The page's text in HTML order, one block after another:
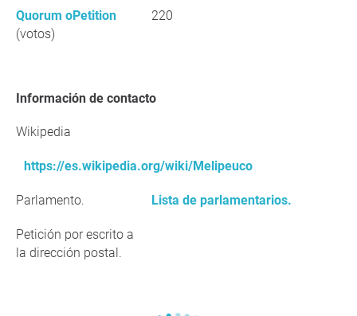
Quorum oPetition
(votos)
220
Información de contacto
Wikipedia
https://es.wikipedia.org/wiki/Melipeuco
Parlamento. Lista de parlamentarios.
Petición por escrito a
la dirección postal.